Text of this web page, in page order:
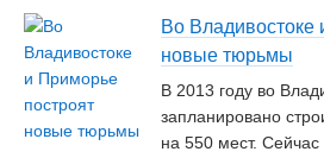
Во Владивостоке
новые тюрьмы
В 2013 году во
запланировано
на 550 мест. Сейчас